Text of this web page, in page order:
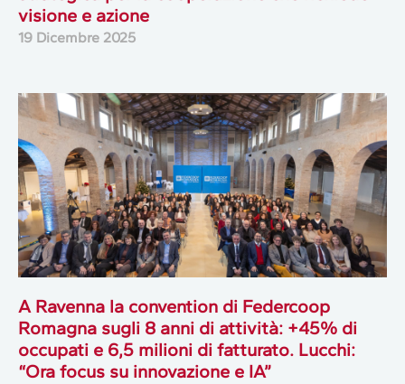
visione e azione
19 Dicembre 2025
A Ravenna la convention di Federcoop
Romagna sugli 8 anni di attività: +45% di
occupati e 6,5 milioni di fatturato. Lucchi:
“Ora focus su innovazione e IA”